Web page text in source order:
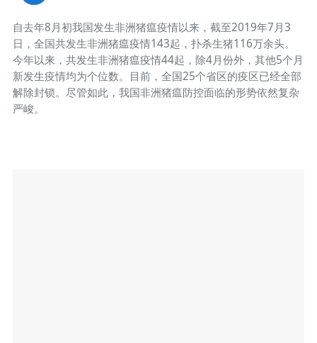
自去年8月初我国发生非洲猪瘟疫情以来，截至2019年7月3
日，全国共发生非洲猪瘟疫情143起，扑杀生猪116万余头。
今年以来，共发生非洲猪瘟疫情44起，除4月份外，其他5个月
新发生疫情均为个位数。目前，全国25个省区的疫区已经全部
解除封锁。尽管如此，我国非洲猪瘟防控面临的形势依然复杂
严峻。